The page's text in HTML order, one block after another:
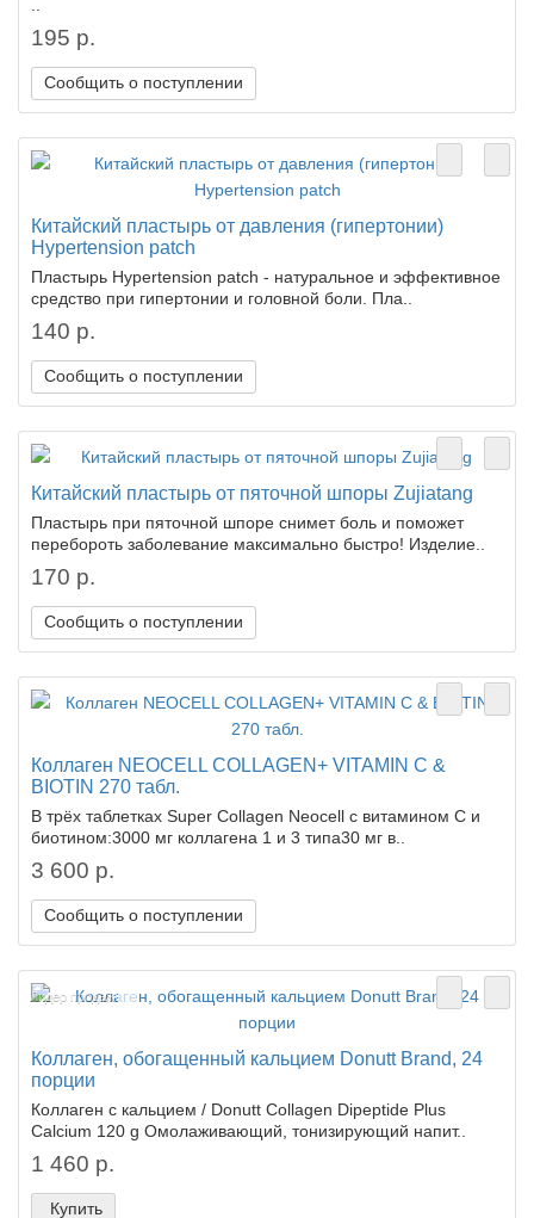
195 р.
Сообщить о поступлении
Китайский пластырь от давления (гипертонии)
Hypertension patch
Пластырь Hypertension patch - натуральное и эффективное
средство при гипертонии и головной боли. Пла..
140 р.
Сообщить о поступлении
Китайский пластырь от пяточной шпоры Zujiatang
Пластырь при пяточной шпоре снимет боль и поможет
перебороть заболевание максимально быстро! Изделие..
170 р.
Сообщить о поступлении
Коллаген NEOCELL COLLAGEN+ VITAMIN C &
BIOTIN 270 табл.
В трёх таблетках Super Collagen Neocell с витамином C и
биотином:3000 мг коллагена 1 и 3 типа30 мг в..
3 600 р.
Сообщить о поступлении
Лидер продаж!
Коллаген, обогащенный кальцием Donutt Brand, 24
порции
Коллаген с кальцием / Donutt Collagen Dipeptide Plus
Calcium 120 g Омолаживающий, тонизирующий напит..
1 460 р.
Купить